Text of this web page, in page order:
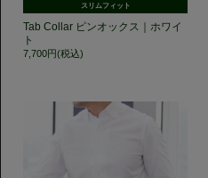
スリムフィット
Tab Collar ピンオックス｜ホワイ
ト
7,700円(税込)